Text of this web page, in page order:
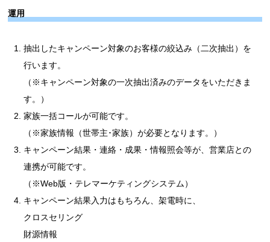
運用
抽出したキャンペーン対象のお客様の絞込み（二次抽出）を
行います。
（※キャンペーン対象の一次抽出済みのデータをいただきま
す。）
家族一括コールが可能です。
（※家族情報（世帯主･家族）が必要となります。）
キャンペーン結果・連絡・成果・情報照会等が、営業店との
連携が可能です。
（※Web版・テレマーケティングシステム）
キャンペーン結果入力はもちろん、架電時に、
クロスセリング
財源情報